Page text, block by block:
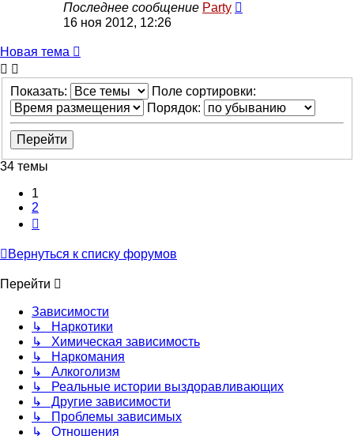
Последнее сообщение Party
16 ноя 2012, 12:26
Новая
тема
Новая тема
Показать:
Поле сортировки:
Порядок:
34 темы
1
2
Вернуться к списку форумов
Перейти
Зависимости
↳ Наркотики
↳ Химическая зависимость
↳ Наркомания
↳ Алкоголизм
↳ Реальные истории выздоравливающих
↳ Другие зависимости
↳ Проблемы зависимых
↳ Отношения